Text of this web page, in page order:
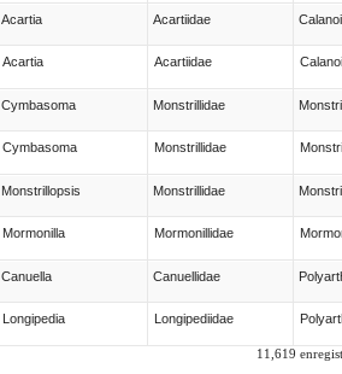
Acartia Acartiidae
Acartia Acartiidae
Cymbasoma Monstrillidae
Cymbasoma Monstrillidae
Monstrillopsis Monstrillidae
Mormonilla Mormonillidae
Canuella Canuellidae
Longipedia Longipediidae
11,619